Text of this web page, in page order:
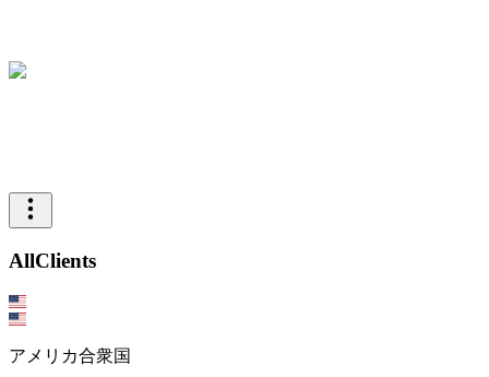
AllClients
アメリカ合衆国